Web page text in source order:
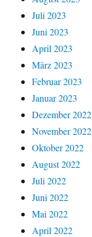
Juli 2023
Juni 2023
April 2023
März 2023
Februar 2023
Januar 2023
Dezember 2022
November 2022
Oktober 2022
August 2022
Juli 2022
Juni 2022
Mai 2022
April 2022